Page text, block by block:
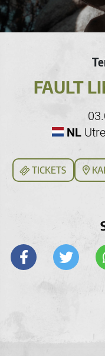
FAULT
NL
TICKETS